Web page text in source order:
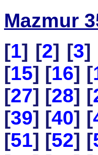
Mazmur
[1] [2] [3]
[15] [16] [
[27] [28] [
[39] [40] [
[51] [52] [